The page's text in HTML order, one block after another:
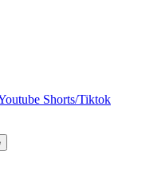
Shorts/Tiktok